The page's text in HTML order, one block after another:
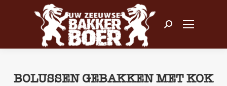
Zoeken:
BOLUSSEN GEBAKKEN MET KOK